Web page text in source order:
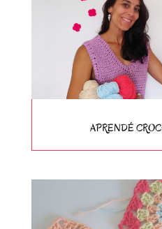
APRENDÉ